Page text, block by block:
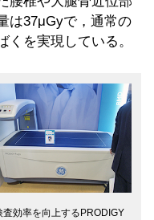
は37μGyで，通常の
くを実現している。
査効率を向上するPRODIGY